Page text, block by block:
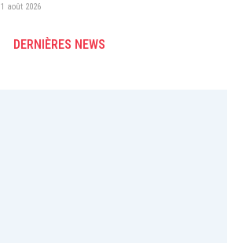
1 août 2026
DERNIÈRES NEWS